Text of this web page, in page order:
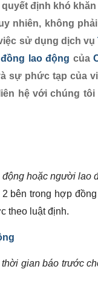
định khó
nhiên, không
sử dụng dịch vụ
lao động của
sự phức tạp của
hệ với chúng tôi
hoặc người lao
bên trong hợp
theo luật định.
gian báo trước